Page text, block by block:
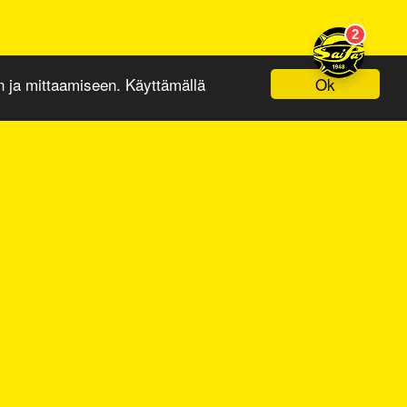
Ok
ja mittaamiseen. Käyttämällä